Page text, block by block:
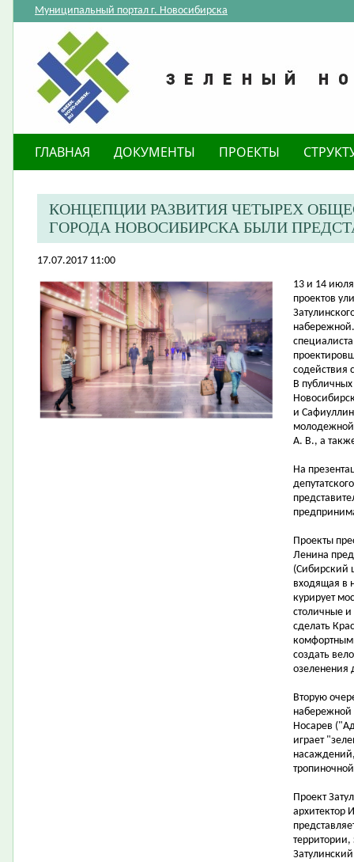
Муниципальный портал г. Новосибирска
ГЛАВНАЯ ДОКУМЕНТЫ ПРОЕКТЫ
КОНЦЕПЦИИ РАЗВИТИЯ ЧЕТЫРЕХ
ГОРОДА НОВОСИБИРСКА БЫЛИ
17.07.2017 11:00
​13 и 14
проектов
содействия
В
и
молодежной
А. В., а
На
Проекты
Ленина
(Сибирский
входящая в
курирует
столичные
сделать
создать
озеленения
Вторую
набережной
Носарев
играет
Проект
архитектор